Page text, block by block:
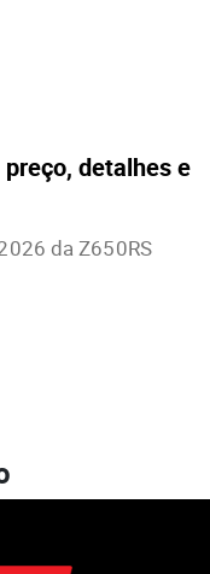
detalhes e
da Z650RS